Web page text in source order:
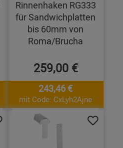
Rinnenhaken RG333
für Sandwichplatten
bis 60mm von
Roma/Brucha
259,00 €
243,46 €
mit Code: CxLyh2Ajne